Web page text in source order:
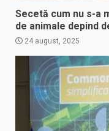
Secetă cum nu s-a
de animale depind
24 august, 2025